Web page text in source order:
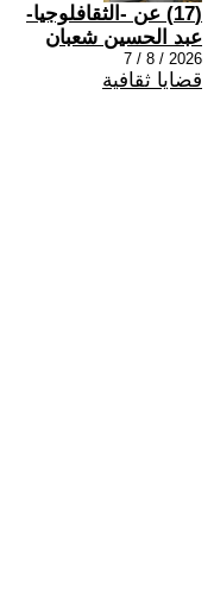
(17) عن -الثقافلوجيا-
عبد الحسين شعبان
2026 / 8 / 7
قضايا ثقافية